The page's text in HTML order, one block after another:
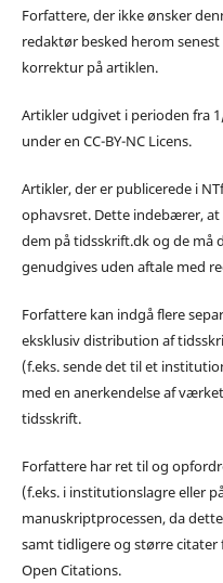
Forfattere, der ikke ønsker
redaktør besked herom
korrektur på artiklen.
Artikler udgivet i perioden fra
under en CC-BY-NC Licens.
Artikler, der er publicerede i
ophavsret. Dette indebærer,
dem på tidsskrift.dk og de må
genudgives uden aftale med
Forfattere kan indgå flere
eksklusiv distribution af
(f.eks. sende det til et
med en anerkendelse af
tidsskrift.
Forfattere har ret til og
(f.eks. i institutionslagre eller
manuskriptprocessen, da
samt tidligere og større
Open Citations.